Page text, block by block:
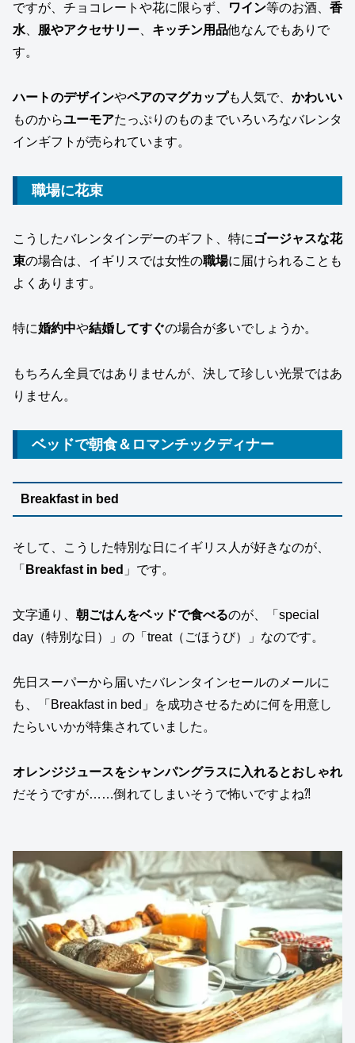
ですが、チョコレートや花に限らず、 ワイン等のお酒、 香
水
服やアクセサリー キッチン用品他なんでもありで
す。
ハートのデザインやペアのマグカップも人気で、 かわいい
ものからユーモアたっぷりのものまでいろいろなバレンタ
インギフトが売られています。
職場に花束
こうしたバレンタインデーのギフト、特にゴージャスな花
束の場合は、イギリスでは女性の職場に届けられることも
よくあります。
特に婚約中や結婚してすぐの場合が多いでしょうか。
もちろん全員ではありませんが、決して珍しい光景ではあ
りません。
ベッドで朝食＆ロマンチックディナー
Breakfast in bed
そして、こうした特別な日にイギリス人が好きなのが、
「 Breakfast in bed 」です。
文字通り、 朝ごはんをベッドで食べるのが、「special
day（特別な日）」の「treat（ごほうび）」なのです。
先日スーパーから届いたバレンタインセールのメールに
も、「Breakfast in bed」を成功させるために何を用意し
たらいいかが特集されていました。
オレンジジュースをシャンパングラスに入れるとおしゃれ
だそうですが……倒れてしまいそうで怖いですよね⁈